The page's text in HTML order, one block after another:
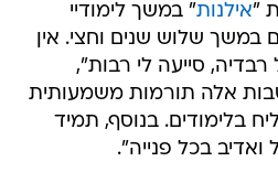
"אילנות" במשך לימודיי
שלוש שנים וחצי. אין
סייעה לי רבות",
אלה תורמות משמעותית
בלימודים. בנוסף, תמיד
ואדיב בכל פנייה".